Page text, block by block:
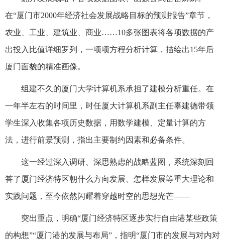
在“厦门市2000年经济社会发展战略目标的预测报告”章节，
农业、工业、建筑业、商业……10多张图表将各项数据的产
出投入比值详细罗列，一项项方程分析计算，描绘出15年后
厦门面貌的精准画像。
组建不久的厦门大学计算机系承担了建模分析重任。在
一年半左右的时间里，时任厦大计算机系副主任辜建德带领
学生深入收集各项历史数据，用数学建模、定量计算的方
法，进行前景预测，指出主要制约因素和必备条件。
这一经过深入调研、深思熟虑的战略蓝图，系统深刻回
答了厦门经济特区朝什么方向发展、怎样发展等重大理论和
实践问题，至今依然闪耀着穿越时空的思想光芒——
突出重点，明确“厦门经济特区逐步实行自由港某些政策
的构想”“厦门港的发展与布局”，指明“厦门市的发展与对内对